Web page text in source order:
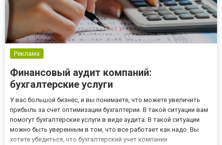
Реклама
Финансовый аудит компаний:
бухгалтерские услуги
У вас большой бизнес, и вы понимаете, что можете увеличить
прибыль за счет оптимизации бухгалтерии. В такой ситуации вам
помогут бухгалтерские услуги в виде аудита. В такой ситуации
можно быть уверенным в том, что все работает как надо. Вы
хотите убедиться, что бухгалтерский учет компании